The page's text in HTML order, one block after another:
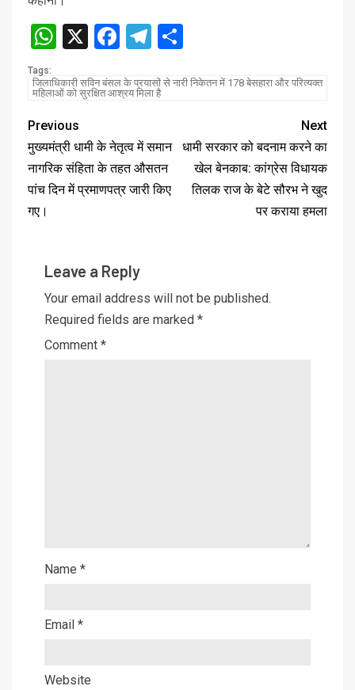
WhatsApp
X Facebook
Telegram
Tags:
जिलाधिकारी सविन बंसल के प्रयासों से नारी निकेतन में 178 बेसहारा और परित्यक्त
महिलाओं को सुरक्षित आश्रय मिला है
Previous
मुख्यमंत्री धामी के नेतृत्व में समान
नागरिक संहिता के तहत औसतन
पांच दिन में प्रमाणपत्र जारी किए
गए।
Next
धामी सरकार को बदनाम करने का
खेल बेनकाब: कांग्रेस विधायक
तिलक राज के बेटे सौरभ ने खुद
पर कराया हमला
Leave a Reply
Your email address will not be published.
Required fields are marked *
Comment *
Name *
Email *
Website